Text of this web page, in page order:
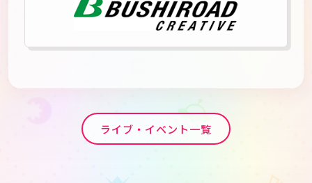
ライブ・イベント一覧